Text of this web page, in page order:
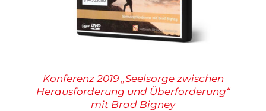
Konferenz 2019 „Seelsorge zwischen
Herausforderung und Überforderung“
mit Brad Bigney